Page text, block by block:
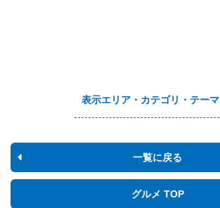
表示エリア・カテゴリ・テーマ
一覧に戻る
グルメ TOP